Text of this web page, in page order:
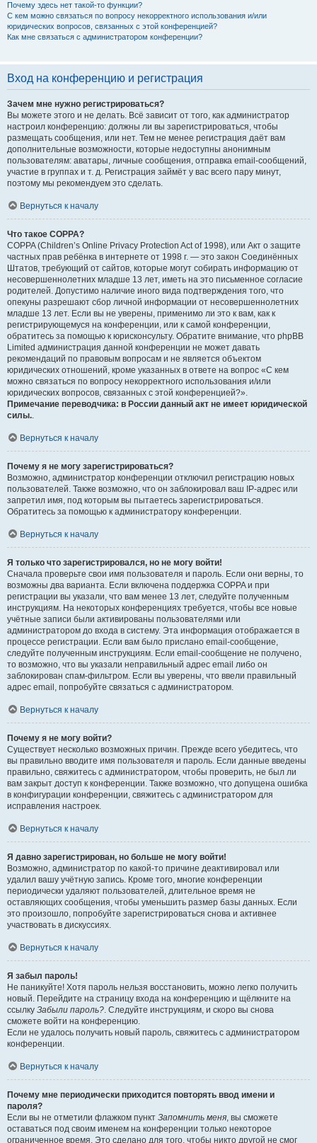
Почему здесь нет такой-то функции?
С кем можно связаться по вопросу некорректного использования и/или
юридических вопросов, связанных с этой конференцией?
Как мне связаться с администратором конференции?
Вход на конференцию и регистрация
Зачем мне нужно регистрироваться?
Вы можете этого и не делать. Всё зависит от того, как администратор
настроил конференцию: должны ли вы зарегистрироваться, чтобы
размещать сообщения, или нет. Тем не менее регистрация даёт вам
дополнительные возможности, которые недоступны анонимным
пользователям: аватары, личные сообщения, отправка email-сообщений,
участие в группах и т. д. Регистрация займёт у вас всего пару минут,
поэтому мы рекомендуем это сделать.
Вернуться к началу
Что такое COPPA?
COPPA (Children’s Online Privacy Protection Act of 1998), или Акт о защите
частных прав ребёнка в интернете от 1998 г. — это закон Соединённых
Штатов, требующий от сайтов, которые могут собирать информацию от
несовершеннолетних младше 13 лет, иметь на это письменное согласие
родителей. Допустимо наличие иного вида подтверждения того, что
опекуны разрешают сбор личной информации от несовершеннолетних
младше 13 лет. Если вы не уверены, применимо ли это к вам, как к
регистрирующемуся на конференции, или к самой конференции,
обратитесь за помощью к юрисконсульту. Обратите внимание, что phpBB
Limited администрация данной конференции не может давать
рекомендаций по правовым вопросам и не является объектом
юридических отношений, кроме указанных в ответе на вопрос «С кем
можно связаться по вопросу некорректного использования и/или
юридических вопросов, связанных с этой конференцией?».
Примечание переводчика: в России данный акт не имеет юридической
силы..
Вернуться к началу
Почему я не могу зарегистрироваться?
Возможно, администратор конференции отключил регистрацию новых
пользователей. Также возможно, что он заблокировал ваш IP-адрес или
запретил имя, под которым вы пытаетесь зарегистрироваться.
Обратитесь за помощью к администратору конференции.
Вернуться к началу
Я только что зарегистрировался, но не могу войти!
Сначала проверьте свои имя пользователя и пароль. Если они верны, то
возможны два варианта. Если включена поддержка COPPA и при
регистрации вы указали, что вам менее 13 лет, следуйте полученным
инструкциям. На некоторых конференциях требуется, чтобы все новые
учётные записи были активированы пользователями или
администратором до входа в систему. Эта информация отображается в
процессе регистрации. Если вам было прислано email-сообщение,
следуйте полученным инструкциям. Если email-сообщение не получено,
то возможно, что вы указали неправильный адрес email либо он
заблокирован спам-фильтром. Если вы уверены, что ввели правильный
адрес email, попробуйте связаться с администратором.
Вернуться к началу
Почему я не могу войти?
Существует несколько возможных причин. Прежде всего убедитесь, что
вы правильно вводите имя пользователя и пароль. Если данные введены
правильно, свяжитесь с администратором, чтобы проверить, не был ли
вам закрыт доступ к конференции. Также возможно, что допущена ошибка
в конфигурации конференции, свяжитесь с администратором для
исправления настроек.
Вернуться к началу
Я давно зарегистрирован, но больше не могу войти!
Возможно, администратор по какой-то причине деактивировал или
удалил вашу учётную запись. Кроме того, многие конференции
периодически удаляют пользователей, длительное время не
оставляющих сообщения, чтобы уменьшить размер базы данных. Если
это произошло, попробуйте зарегистрироваться снова и активнее
участвовать в дискуссиях.
Вернуться к началу
Я забыл пароль!
Не паникуйте! Хотя пароль нельзя восстановить, можно легко получить
новый. Перейдите на страницу входа на конференцию и щёлкните на
ссылку Забыли пароль?. Следуйте инструкциям, и скоро вы снова
сможете войти на конференцию.
Если не удалось получить новый пароль, свяжитесь с администратором
конференции.
Вернуться к началу
Почему мне периодически приходится повторять ввод имени и
пароля?
Если вы не отметили флажком пункт Запомнить меня, вы сможете
оставаться под своим именем на конференции только некоторое
ограниченное время. Это сделано для того, чтобы никто другой не смог